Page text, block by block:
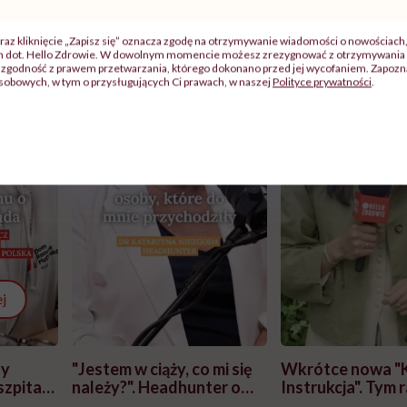
"Jestem w ciąży, co mi się
należy?". Headhunter o
Wkrótce nowa
Instrukcja". Tym
kliknięcie „Zapisz się” oznacza zgodę na otrzymywanie wiadomości o
dot. Hello Zdrowie. W dowolnym momencie możesz zrezygnować z
zgodność z prawem przetwarzania, którego dokonano przed jej wycofaniem.
w tym o przysługujących Ci prawach, w naszejPolityce prywatności.